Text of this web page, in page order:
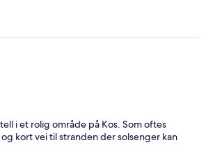
i et rolig område på Kos. Som oftes
kort vei til stranden der solsenger kan